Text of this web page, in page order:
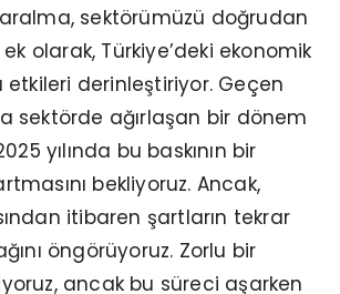
sektörümüzü doğrudan
olarak, Türkiye’deki ekonomik
etkileri derinleştiriyor. Geçen
sektörde ağırlaşan bir dönem
yılında bu baskının bir
bekliyoruz. Ancak,
itibaren şartların tekrar
öngörüyoruz. Zorlu bir
ancak bu süreci aşarken